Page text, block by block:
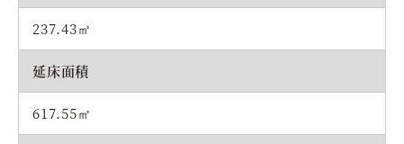
237.43㎡
延床面積
617.55㎡